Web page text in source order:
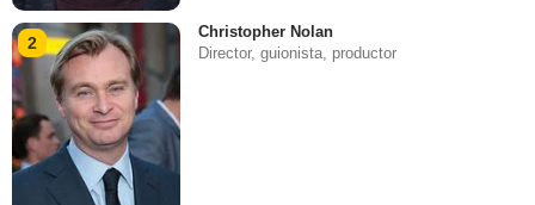
2
Christopher Nolan
Director, guionista, productor